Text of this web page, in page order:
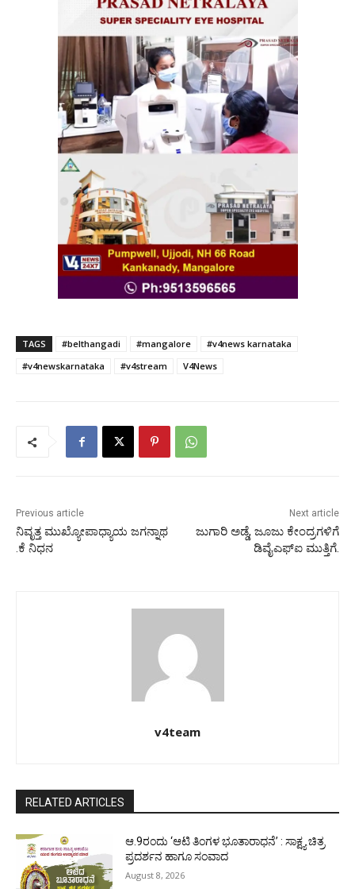
TAGS #belthangadi #mangalore
#v4news karnataka
#v4newskarnataka
#v4stream V4News
Previous article
ನಿವೃತ್ತ ಮುಖ್ಯೋಪಾಧ್ಯಾಯ ಜಗನ್ನಾಥ
.ಕೆ ನಿಧನ
Next article
ಜುಗಾರಿ ಅಡ್ಡೆ, ಜೂಜು ಕೇಂದ್ರಗಳಿಗೆ
ಡಿವೈಎಫ್ಐ ಮುತ್ತಿಗೆ.
v4team
RELATED ARTICLES
ಆ.9ರಂದು ‘ಆಟಿ ತಿಂಗಳ ಭೂತಾರಾಧನೆ’ : ಸಾಕ್ಷ್ಯ ಚಿತ್ರ
ಪ್ರದರ್ಶನ ಹಾಗೂ ಸಂವಾದ
August 8, 2026